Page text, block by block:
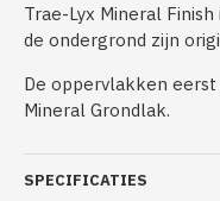
Trae-Lyx Mineral
de ondergrond zijn
De oppervlakken
Mineral Grondlak.
SPECIFICATIES